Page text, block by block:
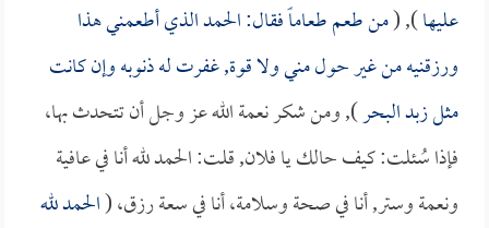
عليها), (من طعم طعاماً فقال: الحمد الذي أطعمني هذا
ورزقنيه من غير حول مني ولا قوة, غفرت له ذنوبه وإن كانت
مثل زبد البحر), ومن شكر نعمة الله عز وجل أن تتحدث بها،
فإذا سُئلت: كيف حالك يا فلان, قلت: الحمد لله أنا في عافية
ونعمة وستر, أنا في صحة وسلامة، أنا في سعة رزق، (الحمد لله